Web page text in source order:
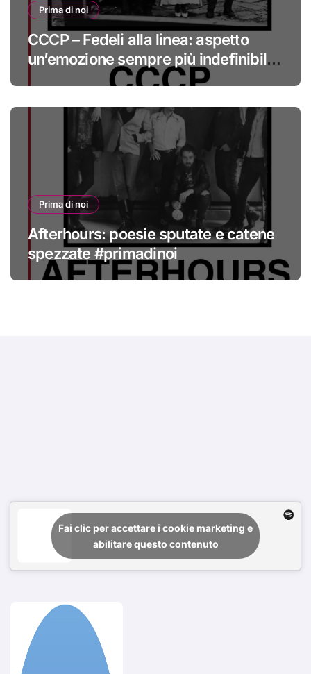
Prima di noi
CCCP – Fedeli alla linea: aspetto
un’emozione sempre più indefinibile
#primadinoi
Prima di noi
Afterhours: poesie sputate e catene
spezzate #primadinoi
Fai clic per accettare i cookie marketing e
abilitare questo contenuto